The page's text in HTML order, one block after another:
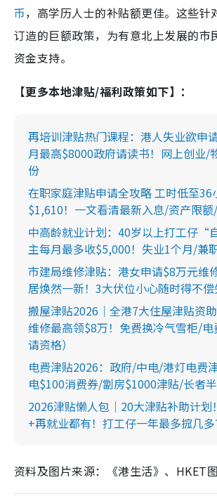
币，高学历人士的补贴额更佳。这些针
订造的巨额政策，为有意北上发展的市
资金支持。
【更多本地津贴/福利政策如下】：
再培训津贴热门课程：港人失业欲申
月最高$8000政府请读书！网上创业/
份
在职家庭津贴申请全攻略 工时低至36
$1,610！一文看清最新入息/资产限
中高龄就业计划：40岁以上打工仔“
主每月最多收$5,000！失业1个月/兼
市建局维修津贴：港女申请$8万元维
居焕然一新！3大伏位小心随时得不
搬屋津贴2026｜全港7大住屋津贴资
维修最高领$8万！免费换冷气雪柜/电
请资格）
电费津贴2026：政府/中电/港灯电费
电$100消费券/劏房$1000津贴/长者
2026津贴懒人包｜20大津贴补助计划
+再就业都有！打工仔一年最多搲几多
资料及图片来源：《港生活》、HKET